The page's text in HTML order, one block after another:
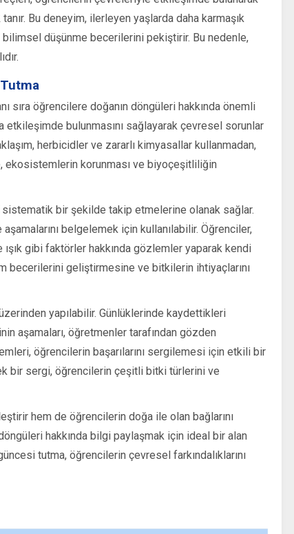
Bu deneyim, ilerleyen yaşlarda daha karmaşık
düşünme becerilerini pekiştirir. Bu nedenle,
sıra öğrencilere doğanın döngüleri hakkında önemli
bulunmasını sağlayarak çevresel sorunlar
herbicidler ve zararlı kimyasallar kullanmadan,
korunması ve biyoçeşitliliğin
bir şekilde takip etmelerine olanak sağlar.
belgelemek için kullanılabilir. Öğrenciler,
gibi faktörler hakkında gözlemler yaparak kendi
becerilerini geliştirmesine ve bitkilerin ihtiyaçlarını
yapılabilir. Günlüklerinde kaydettikleri
aşamaları, öğretmenler tarafından gözden
öğrencilerin başarılarını sergilemesi için etkili bir
bir sergi, öğrencilerin çeşitli bitki türlerini ve
hem de öğrencilerin doğa ile olan bağlarını
hakkında bilgi paylaşmak için ideal bir alan
tutma, öğrencilerin çevresel farkındalıklarını